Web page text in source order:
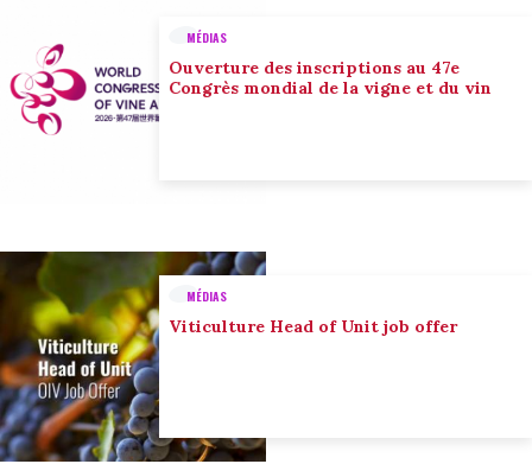
MÉDIAS
Ouverture des inscriptions au 47e
Congrès mondial de la vigne et du vin
MÉDIAS
Viticulture Head of Unit job offer